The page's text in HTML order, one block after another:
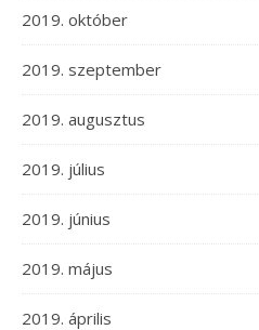
2019. október
2019. szeptember
2019. augusztus
2019. július
2019. június
2019. május
2019. április